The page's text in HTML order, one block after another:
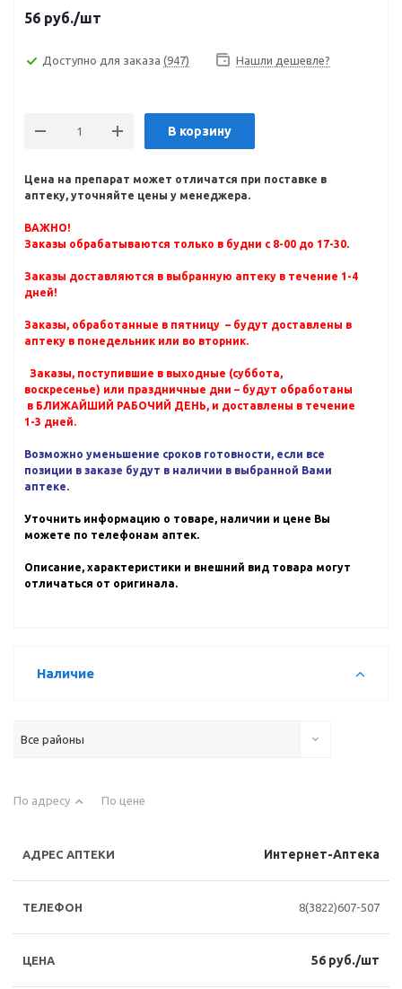
56 руб./шт
Доступно для заказа (947) Нашли дешевле?
В корзину
Цена на препарат может отличатся при поставке в
аптеку, уточняйте цены у менеджера.
ВАЖНО!
Заказы обрабатываются только в будни с 8-00 до 17-30.
Заказы доставляются в выбранную аптеку в течение 1-4
дней!
Заказы, обработанные в пятницу – будут доставлены в
аптеку в понедельник или во вторник.
Заказы, поступившие в выходные (суббота,
воскресенье) или праздничные дни – будут обработаны
в БЛИЖАЙШИЙ РАБОЧИЙ ДЕНЬ, и доставлены в течение
1-3 дней.
Возможно уменьшение сроков готовности, если все
позиции в заказе будут в наличии в выбранной Вами
аптеке.
Уточнить информацию о товаре, наличии и цене Вы
можете по телефонам аптек.
Описание, характеристики и внешний вид товара могут
отличаться от оригинала.
Наличие
Все районы
По адресу По цене
Интернет-Аптека
8(3822)607-507
56 руб./шт